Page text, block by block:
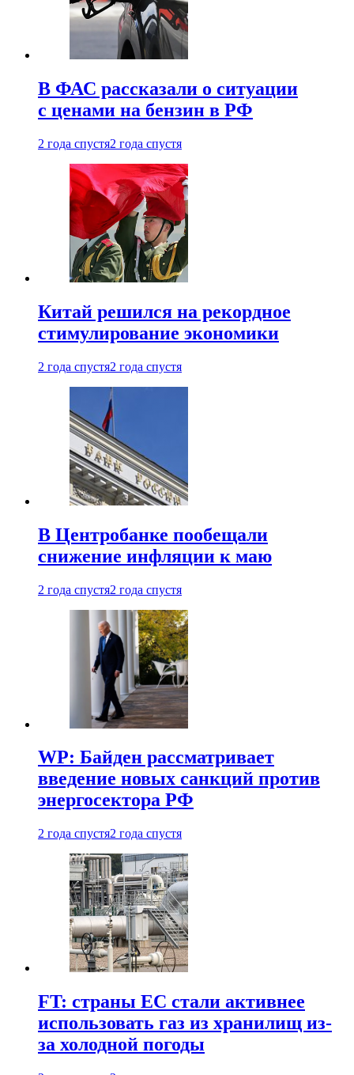
В ФАС рассказали о ситуации
с ценами на бензин в РФ
2 года спустя2 года спустя
Китай решился на рекордное
стимулирование экономики
2 года спустя2 года спустя
В Центробанке пообещали
снижение инфляции к маю
2 года спустя2 года спустя
WP: Байден рассматривает
введение новых санкций против
энергосектора РФ
2 года спустя2 года спустя
FT: страны ЕС стали активнее
использовать газ из хранилищ из-
за холодной погоды